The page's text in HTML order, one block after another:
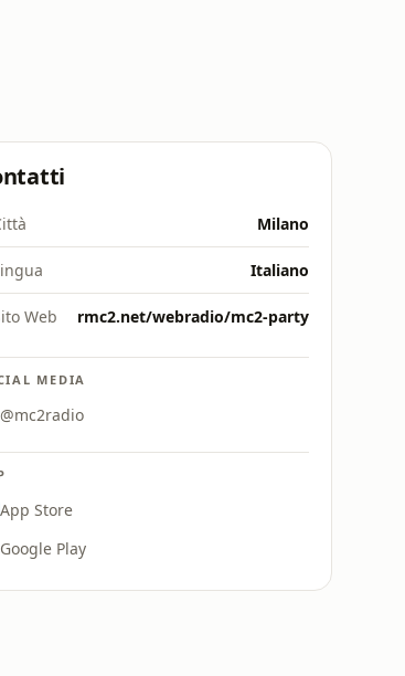
Milano
Italiano
Web rmc2.net/webradio/mc2-party
MEDIA
@mc2radio
App Store
Google Play